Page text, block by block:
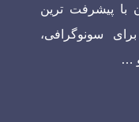
با پیشرفت ترین
سونوگرافی،
…